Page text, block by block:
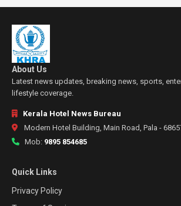
About Us
Latest news updates, breaking news, sports,
lifestyle coverage.
Kerala Hotel News Bureau
Modern Hotel Building, Main Road, Pala -
Mob: 9895 854685
Quick Links
Privacy Policy